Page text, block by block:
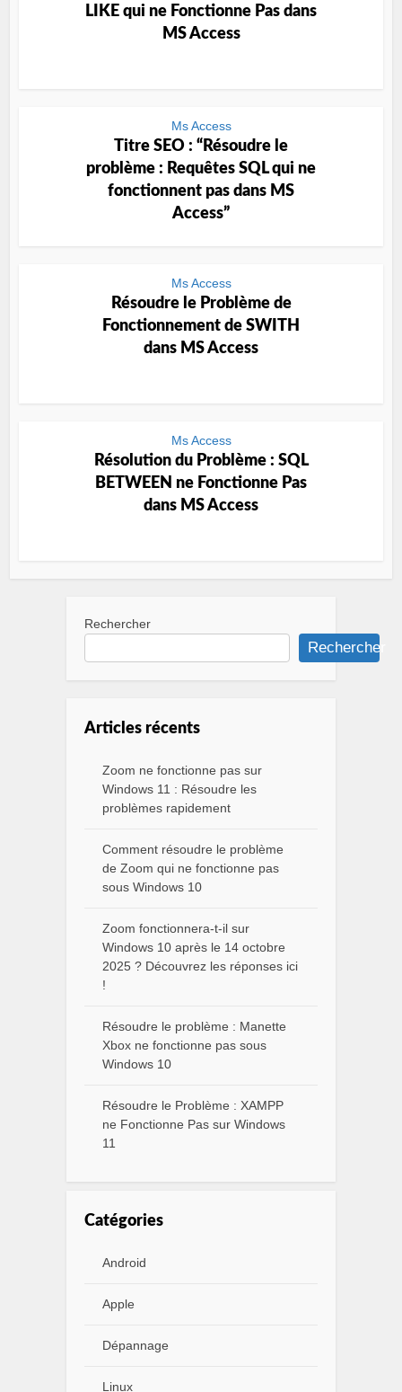
LIKE qui ne Fonctionne Pas dans
MS Access
Ms Access
Titre SEO : “Résoudre le
problème : Requêtes SQL qui ne
fonctionnent pas dans MS
Access”
Ms Access
Résoudre le Problème de
Fonctionnement de SWITH
dans MS Access
Ms Access
Résolution du Problème : SQL
BETWEEN ne Fonctionne Pas
dans MS Access
Rechercher
Rechercher
Articles récents
Zoom ne fonctionne pas sur
Windows 11 : Résoudre les
problèmes rapidement
Comment résoudre le problème
de Zoom qui ne fonctionne pas
sous Windows 10
Zoom fonctionnera-t-il sur
Windows 10 après le 14 octobre
2025 ? Découvrez les réponses ici
!
Résoudre le problème : Manette
Xbox ne fonctionne pas sous
Windows 10
Résoudre le Problème : XAMPP
ne Fonctionne Pas sur Windows
11
Catégories
Android
Apple
Dépannage
Linux